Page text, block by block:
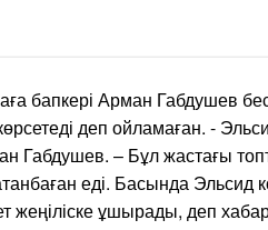
бапкері Арман Габдушев
деп ойламаған. -
Габдушев. – Бұл жастағы
еді. Басында Эльсид
жеңіліске ұшырады, деп